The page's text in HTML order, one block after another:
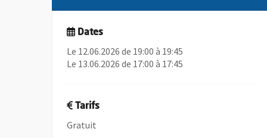
Dates
Le 12.06.2026 de 19:00 à 19:45
Le 13.06.2026 de 17:00 à 17:45
Tarifs
Gratuit